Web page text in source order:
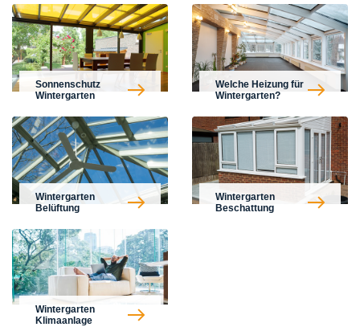
Sonnenschutz
Wintergarten
Welche Heizung für
Wintergarten?
Wintergarten
Belüftung
Wintergarten
Beschattung
Wintergarten
Klimaanlage